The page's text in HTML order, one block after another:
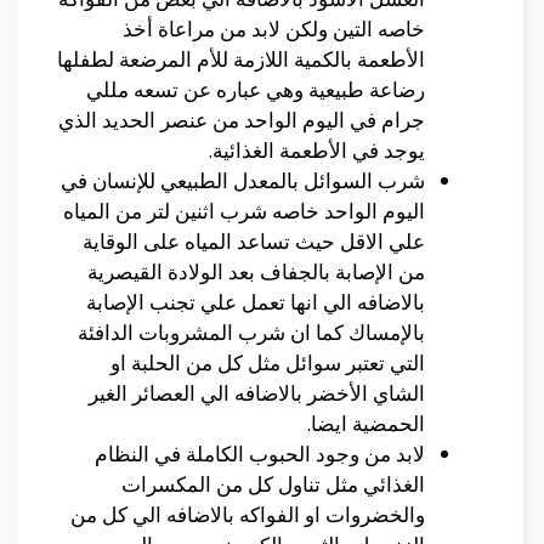
خاصه التين ولكن لابد من مراعاة أخذ
الأطعمة بالكمية اللازمة للأم المرضعة لطفلها
رضاعة طبيعية وهي عباره عن تسعه مللي
جرام في اليوم الواحد من عنصر الحديد الذي
يوجد في الأطعمة الغذائية.
شرب السوائل بالمعدل الطبيعي للإنسان في
اليوم الواحد خاصه شرب اثنين لتر من المياه
علي الاقل حيث تساعد المياه على الوقاية
من الإصابة بالجفاف بعد الولادة القيصرية
بالاضافه الي انها تعمل علي تجنب الإصابة
بالإمساك كما ان شرب المشروبات الدافئة
التي تعتبر سوائل مثل كل من الحلبة او
الشاي الأخضر بالاضافه الي العصائر الغير
الحمضية ايضا.
لابد من وجود الحبوب الكاملة في النظام
الغذائي مثل تناول كل من المكسرات
والخضروات او الفواكه بالاضافه الي كل من